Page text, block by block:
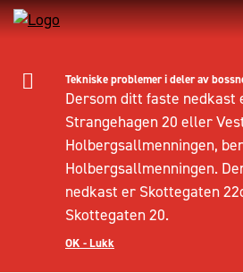
Tekniske problemer i deler av
Dersom ditt faste nedkast
Strangehagen 20 eller
Holbergsallmenningen,
Holbergsallmenningen.
nedkast er Skottegaten
Skottegaten 20.
OK - Lukk